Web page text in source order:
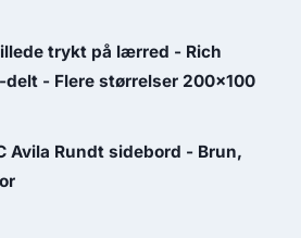
trykt på lærred - Rich
delt - Flere størrelser 200x100
Avila Rundt sidebord - Brun,